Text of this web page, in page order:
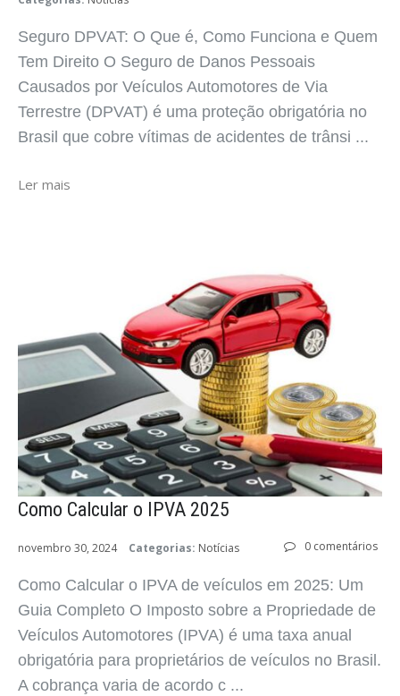
Seguro DPVAT: O Que é, Como Funciona e Quem
Tem Direito O Seguro de Danos Pessoais
Causados por Veículos Automotores de Via
Terrestre (DPVAT) é uma proteção obrigatória no
Brasil que cobre vítimas de acidentes de trânsi ...
Ler mais
Como Calcular o IPVA 2025
0 comentários
novembro 30, 2024 Categorias: Notícias
Como Calcular o IPVA de veículos em 2025: Um
Guia Completo O Imposto sobre a Propriedade de
Veículos Automotores (IPVA) é uma taxa anual
obrigatória para proprietários de veículos no Brasil.
A cobrança varia de acordo c ...